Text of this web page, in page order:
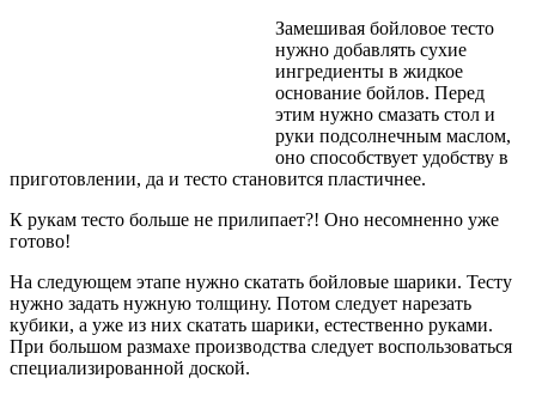
Замешивая бойловое тесто
нужно добавлять сухие
ингредиенты в жидкое
основание бойлов. Перед
этим нужно смазать стол и
руки подсолнечным маслом,
оно способствует удобству в
приготовлении, да и тесто становится пластичнее.
К рукам тесто больше не прилипает?! Оно несомненно уже
готово!
На следующем этапе нужно скатать бойловые шарики. Тесту
нужно задать нужную толщину. Потом следует нарезать
кубики, а уже из них скатать шарики, естественно руками.
При большом размахе производства следует воспользоваться
специализированной доской.